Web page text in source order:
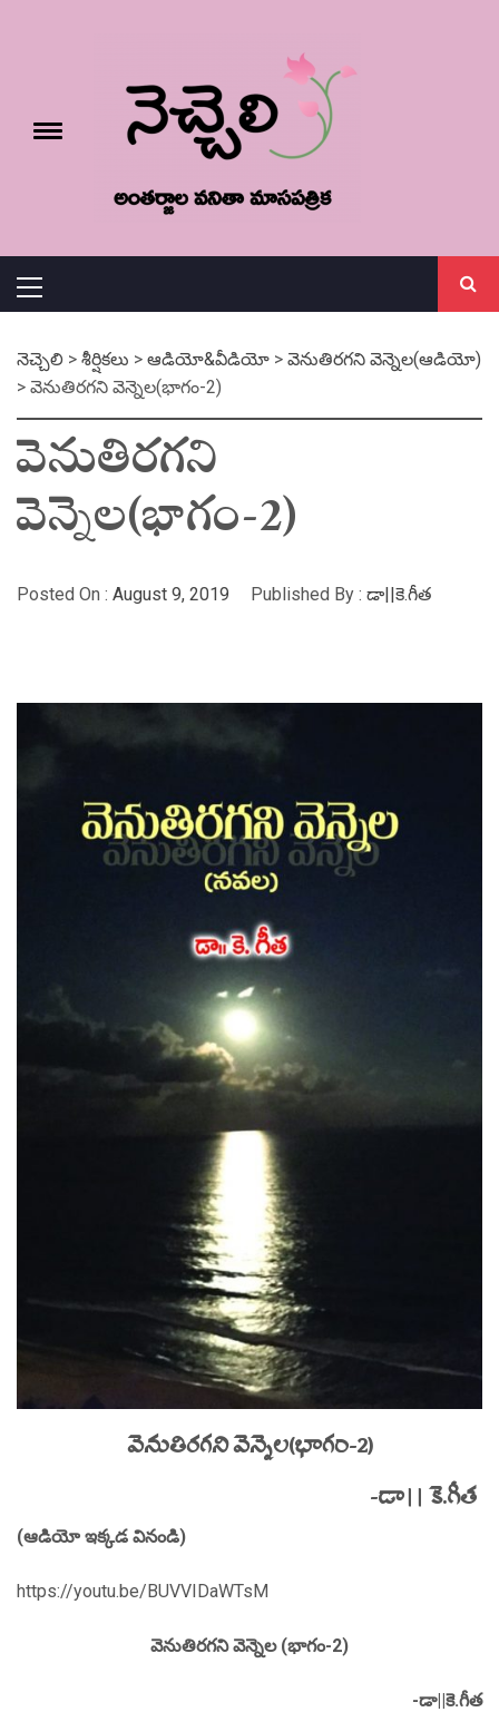
Toggle
Menu
నెచ్చెలి > శీర్షికలు > ఆడియో&వీడియో > వెనుతిరగని వెన్నెల(ఆడియో)
> వెనుతిరగని వెన్నెల(భాగం-2)
వెనుతిరగని
వెన్నెల(భాగం-2)
Posted On : August 9, 2019 Published By : డా||కె.గీత
వెనుతిరగనివెన్నెల(భాగం-2)
-డా|| కె.గీత
(ఆడియో ఇక్కడ వినండి)
https://youtu.be/BUVVIDaWTsM
వెనుతిరగని వెన్నెల (భాగం-2)
-డా||కె.గీత